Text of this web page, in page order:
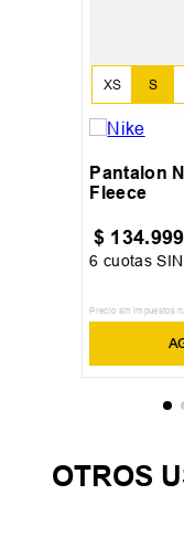
S
XS
Pantalon
Fleece
$ 134.999
6 cuotas
Precio sin impuestos
OTROS